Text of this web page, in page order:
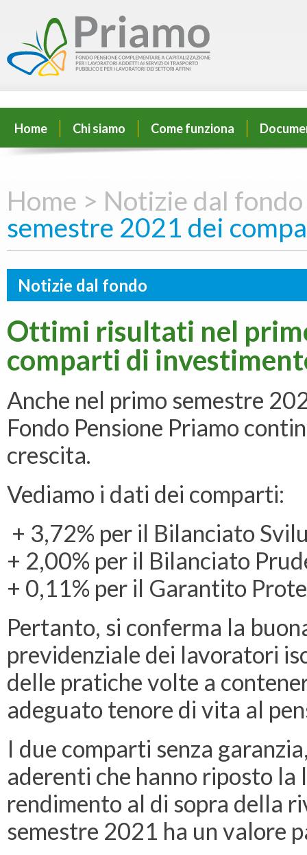
Home Chi siamo Come funziona
Home > Notizie dal
semestre 2021 dei
Notizie dal fondo
Ottimi risultati nel
comparti di
Anche nel primo semestre
Fondo Pensione Priamo
crescita.
Vediamo i dati dei comparti:
+ 3,72% per il Bilanciato
+ 2,00% per il Bilanciato
+ 0,11% per il Garantito
Pertanto, si conferma la
previdenziale dei lavoratori
delle pratiche volte a
adeguato tenore di vita al
I due comparti senza
aderenti che hanno riposto
rendimento al di sopra della
semestre 2021 ha un valore